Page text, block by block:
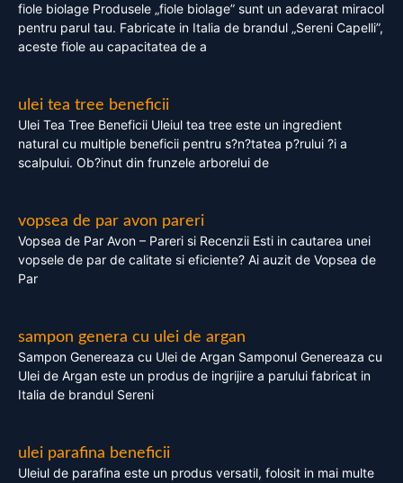
fiole biolage Produsele „fiole biolage” sunt un adevarat miracol
pentru parul tau. Fabricate in Italia de brandul „Sereni Capelli”,
aceste fiole au capacitatea de a
ulei tea tree beneficii
Ulei Tea Tree Beneficii Uleiul tea tree este un ingredient
natural cu multiple beneficii pentru s?n?tatea p?rului ?i a
scalpului. Ob?inut din frunzele arborelui de
vopsea de par avon pareri
Vopsea de Par Avon – Pareri si Recenzii Esti in cautarea unei
vopsele de par de calitate si eficiente? Ai auzit de Vopsea de
Par
sampon genera cu ulei de argan
Sampon Genereaza cu Ulei de Argan Samponul Genereaza cu
Ulei de Argan este un produs de ingrijire a parului fabricat in
Italia de brandul Sereni
ulei parafina beneficii
Uleiul de parafina este un produs versatil, folosit in mai multe